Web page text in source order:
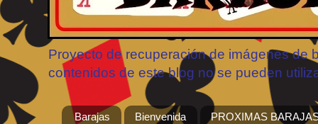
Proyecto de recuperación de imágenes de
contenidos de este blog no se pueden
Barajas Bienvenida
PROXIMAS